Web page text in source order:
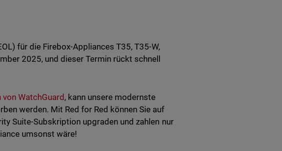
für die Firebox-Appliances T35, T35-W,
2025, und dieser Termin rückt schnell
WatchGuard, kann unsere modernste
werden. Mit Red for Red können Sie auf
Suite-Subskription upgraden und zahlen nur
umsonst wäre!